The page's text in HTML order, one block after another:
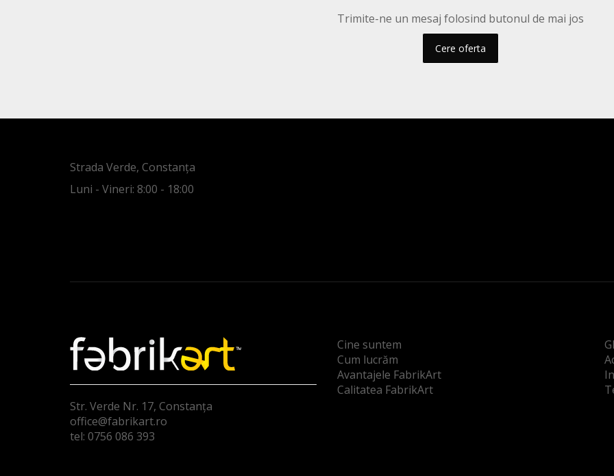
Trimite-ne un mesaj folosind butonul de mai jos
Cere oferta
Strada Verde, Constanța
Luni - Vineri: 8:00 - 18:00
Str. Verde Nr. 17, Constanța
office@fabrikart.ro
tel: 0756 086 393
Cine suntem
Cum lucrăm
Avantajele FabrikArt
Calitatea FabrikArt